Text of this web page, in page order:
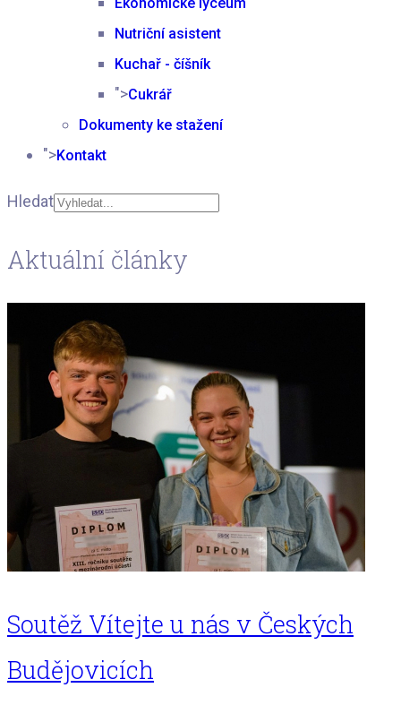
Nutriční asistent
Kuchař - číšník
">Cukrář
Dokumenty ke stažení
">Kontakt
Hledat
characters for results.
Aktuální články
Soutěž Vítejte u nás v Českých
Budějovicích